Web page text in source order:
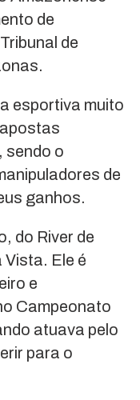
de
de
esportiva muito
sendo o
de
ganhos.
do River de
Vista. Ele é
e
Campeonato
atuava pelo
para o